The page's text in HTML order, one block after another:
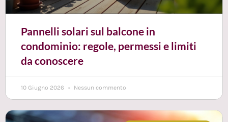
Pannelli solari sul balcone in
condominio: regole, permessi e limiti
da conoscere
10 Giugno 2026 Nessun commento